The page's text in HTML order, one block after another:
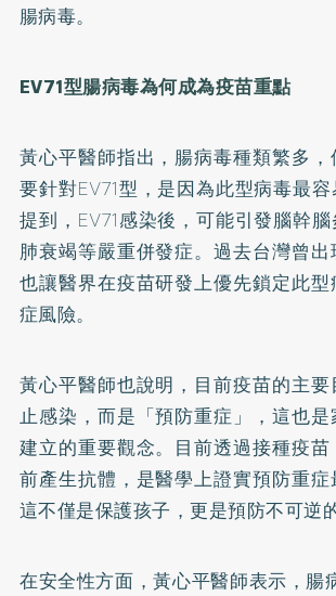
腸病毒。
EV71型腸病毒為何成為疫苗重點
黃心平醫師指出，腸病毒種類繁多
要針對EV71型，是因為此型病毒最
提到，EV71感染後，可能引發腦幹
肺衰竭等嚴重併發症。過去台灣曾出
也讓醫界在疫苗研發上優先鎖定此
症風險。
黃心平醫師也說明，目前疫苗的主
止感染，而是「預防重症」，這也
建立的重要觀念。目前透過接種疫
前產生抗體，是醫學上證實預防重症
這不僅是保護孩子，更是預防不可逆
在安全性方面，黃心平醫師表示，腸